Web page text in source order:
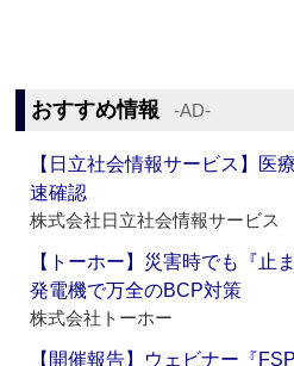
おすすめ情報 ‐AD‐
【日立社会情報サービス】医
速確認
株式会社日立社会情報サービス
【トーホー】災害時でも『
発電機で万全のBCP対策
株式会社トーホー
【開催報告】ウェビナー『